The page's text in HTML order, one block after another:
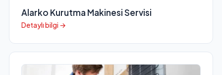
Alarko Kurutma Makinesi Servisi
Detaylı bilgi →